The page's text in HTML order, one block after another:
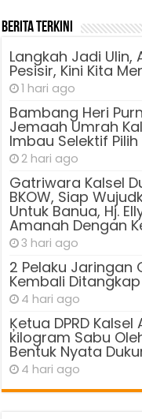
Berita Terkini
Langkah Jadi Ulin,
Pesisir, Kini Kita
1 hari ago
Bambang Heri
Jemaah Umrah
Imbau Selektif
2 hari ago
Gatriwara Kalsel
BKOW, Siap
Untuk Banua, Hj.
Amanah Dengan
3 hari ago
2 Pelaku Jaringan
Kembali
4 hari ago
Ķetua DPRD
kilogram Sabu
Bentuk Nyata
4 hari ago